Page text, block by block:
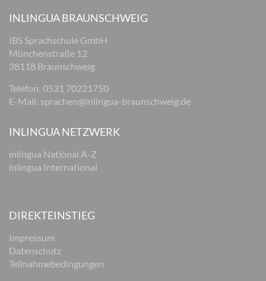
INLINGUA BRAUNSCHWEIG
IBS Sprachschule GmbH
Münchenstraße 12
38118 Braunschweig
Telefon: 0531 70221750
E-Mail: sprachen@inlingua-braunschweig.de
INLINGUA NETZWERK
inlingua National A-Z
inlingua International
DIREKTEINSTIEG
Impressum
Datenschutz
Teilnahmebedingungen